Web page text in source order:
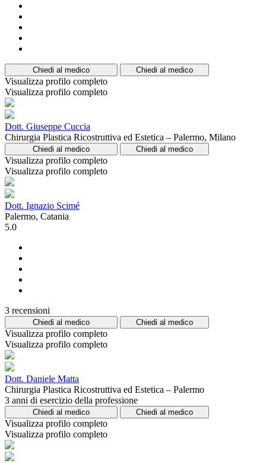
Chiedi al medico Chiedi al medico
Visualizza profilo completo
Visualizza profilo completo
Dott. Giuseppe Cuccia
Chirurgia Plastica Ricostruttiva ed Estetica – Palermo, Milano
Chiedi al medico Chiedi al medico
Visualizza profilo completo
Visualizza profilo completo
Dott. Ignazio Scimé
Palermo, Catania
5.0
3 recensioni
Chiedi al medico Chiedi al medico
Visualizza profilo completo
Visualizza profilo completo
Dott. Daniele Matta
Chirurgia Plastica Ricostruttiva ed Estetica – Palermo
3 anni di esercizio della professione
Chiedi al medico Chiedi al medico
Visualizza profilo completo
Visualizza profilo completo